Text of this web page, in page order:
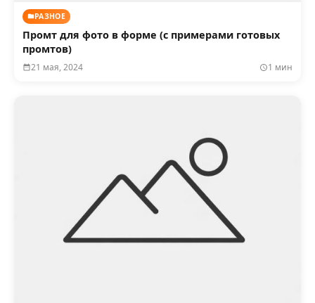
РАЗНОЕ
Промт для фото в форме (с примерами готовых
промтов)
21 мая, 2024 1 мин